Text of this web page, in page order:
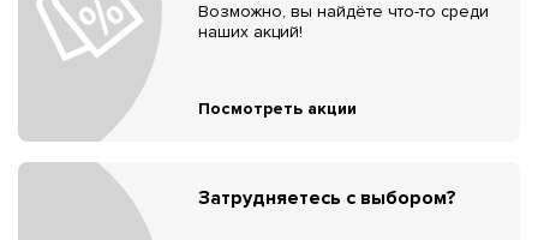
Возможно, вы найдёте что-то среди
наших акций!
Посмотреть акции
Затрудняетесь с выбором?